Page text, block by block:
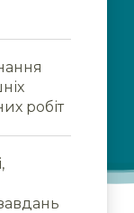
робіт